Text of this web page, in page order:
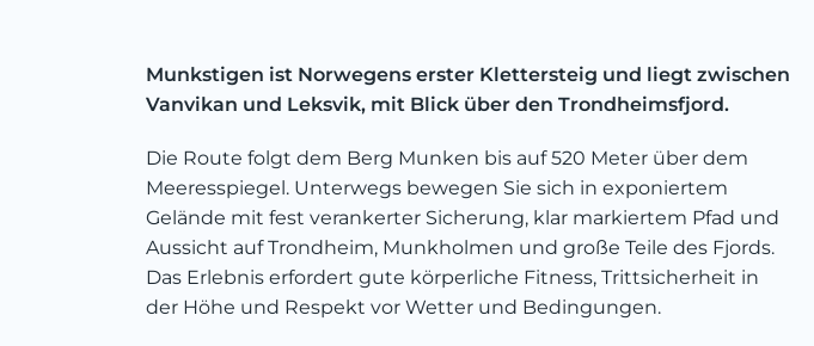
Munkstigen ist Norwegens erster Klettersteig und liegt zwischen
Vanvikan und Leksvik, mit Blick über den Trondheimsfjord.
Die Route folgt dem Berg Munken bis auf 520 Meter über dem
Meeresspiegel. Unterwegs bewegen Sie sich in exponiertem
Gelände mit fest verankerter Sicherung, klar markiertem Pfad und
Aussicht auf Trondheim, Munkholmen und große Teile des Fjords.
Das Erlebnis erfordert gute körperliche Fitness, Trittsicherheit in
der Höhe und Respekt vor Wetter und Bedingungen.